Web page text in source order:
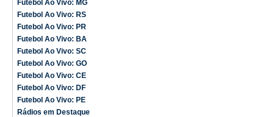
Futebol Ao Vivo: MG
Futebol Ao Vivo: RS
Futebol Ao Vivo: PR
Futebol Ao Vivo: BA
Futebol Ao Vivo: SC
Futebol Ao Vivo: GO
Futebol Ao Vivo: CE
Futebol Ao Vivo: DF
Futebol Ao Vivo: PE
Rádios em Destaque